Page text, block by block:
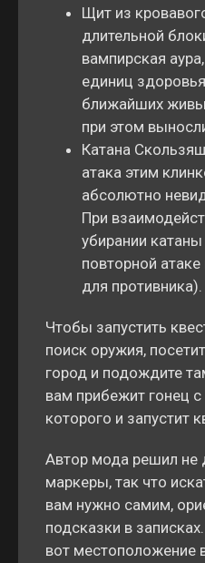
Щит из
длительной
вампирская
единиц
ближайших
при этом
Катана
атака этим
абсолютно
При
убирании
повторной
для противника).
Чтобы запустить
поиск оружия,
город и подождите
вам прибежит гонец
которого и запустит
Автор мода решил не
маркеры, так что
вам нужно самим,
подсказки в
вот местоположение